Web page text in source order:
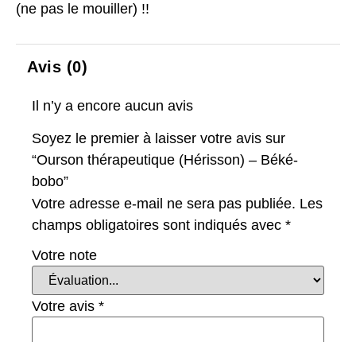
(ne pas le mouiller) !!
Avis (0)
Il n’y a encore aucun avis
Soyez le premier à laisser votre avis sur
“Ourson thérapeutique (Hérisson) – Béké-
bobo”
Votre adresse e-mail ne sera pas publiée. Les
champs obligatoires sont indiqués avec *
Votre note
Votre avis *